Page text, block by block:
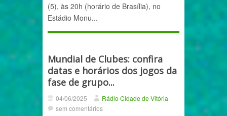
(5), às 20h (horário de Brasília), no
Estádio Monu...
Mundial de Clubes: confira
datas e horários dos jogos da
fase de grupo...
04/06/2025
Rádio Cidade de Vitória
sem comentários